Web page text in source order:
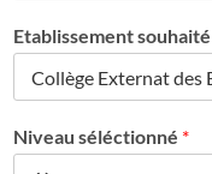
Etablissement souhaité
Niveau séléctionné *